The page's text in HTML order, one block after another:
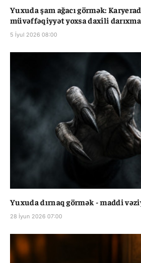
Yuxuda şam ağacı görmək:
müvəffəqiyyət yoxsa daxili
5 İyul 2026 08:00
Yuxuda dırnaq görmək - maddi
28 İyun 2026 07:00